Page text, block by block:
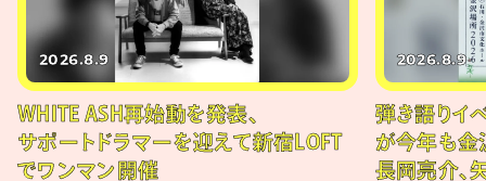
2026.8.9
WHITE ASH再始動を発表、
サポートドラマーを迎えて新宿LOFT
でワンマン開催
2026.8.9
弾き語りイ
が今年も金
長岡亮介、